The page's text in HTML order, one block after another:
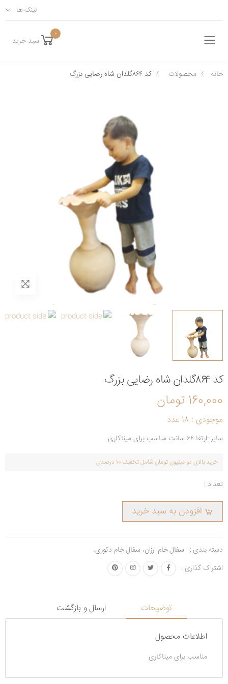
لینک ها
فهرست
0
سبد خرید
خانه محصولات کد ۸۶۴گلدان شاه رضایی بزرگ
کد ۸۶۴گلدان شاه رضایی بزرگ
160,000 تومان
موجودی : 18 عدد
سایز :ارتفا ۶۶ سانت مناسب برای میناکاری
خرید بالای دو میلیون تومان شامل تخفیف 10 درصدی
تعداد :
افزودن به سبد خرید
دسته بندی : سفال خام ارزان، سفال خام دکوری،
اشتراک گذاری :
توضیحات ارسال و بازگشت
اطلاعات محصول
مناسب برای میناکاری